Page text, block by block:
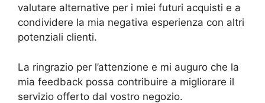
valutare alternative per i miei futuri acquisti e a
condividere la mia negativa esperienza con altri
potenziali clienti.
La ringrazio per l’attenzione e mi auguro che la
mia feedback possa contribuire a migliorare il
servizio offerto dal vostro negozio.